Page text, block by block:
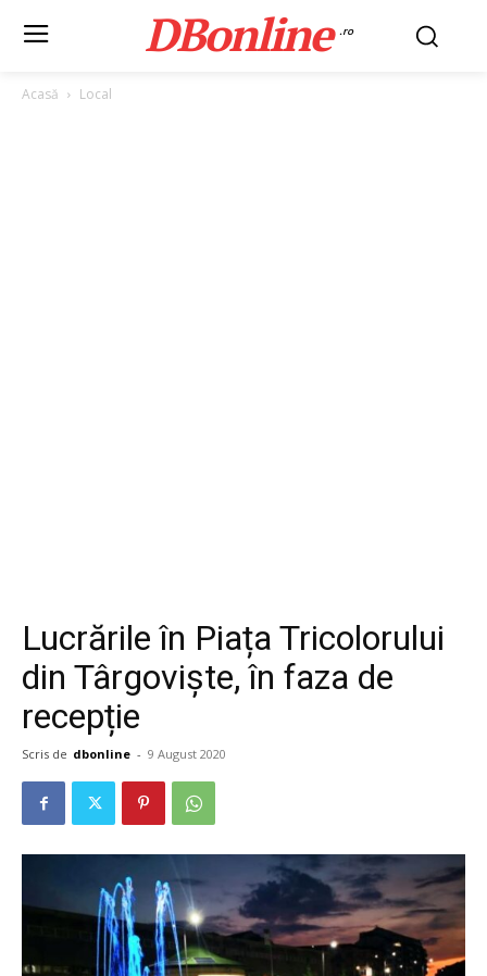
DBonline .ro
Acasă Local
Lucrările în Piața Tricolorului
din Târgoviște, în faza de
recepție
Scris de dbonline - 9 August 2020